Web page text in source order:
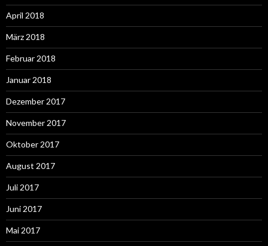
April 2018
März 2018
Februar 2018
Januar 2018
Dezember 2017
November 2017
Oktober 2017
August 2017
Juli 2017
Juni 2017
Mai 2017